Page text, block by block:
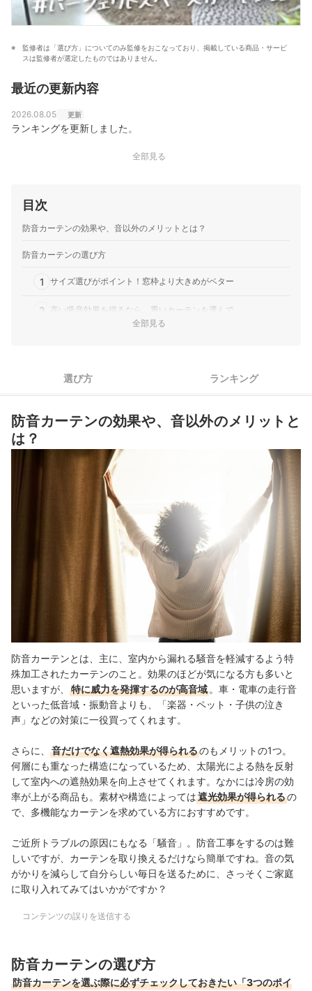
監修者は「選び方」についてのみ監修をおこなっており、掲載している商品・サービ
スは監修者が選定したものではありません。
最近の更新内容
2026.08.05 更新
ランキングを更新しました。
全部見る
目次
防音カーテンの効果や、音以外のメリットとは？
防音カーテンの選び方
1 サイズ選びがポイント！窓枠より大きめがベター
2 高い吸音効果を得るなら、重いカーテンを選んで
W使いで効果アップ！防音レースとの併用がおすすめ
騒音対策には、マットの併用もおすすめ！
防音カーテンの売れ筋ランキングもチェック！
全部見る
選び方 ランキング
防音カーテンの効果や、音以外のメリットと
は？
防音カーテンとは、主に、室内から漏れる騒音を軽減するよう特
殊加工されたカーテンのこと。効果のほどが気になる方も多いと
思いますが、
特に威力を発揮するのが高音域。車・電車の走行音
といった低音域・振動音よりも、「楽器・ペット・子供の泣き
声」などの対策に一役買ってくれます。
さらに、 音だけでなく遮熱効果が得られるのもメリットの1つ。
何層にも重なった構造になっているため、太陽光による熱を反射
して室内への遮熱効果を向上させてくれます。なかには冷房の効
率が上がる商品も。素材や構造によっては遮光効果が得られるの
で、多機能なカーテンを求めている方におすすめです。
ご近所トラブルの原因にもなる「騒音」。防音工事をするのは難
しいですが、カーテンを取り換えるだけなら簡単ですね。音の気
がかりを減らして自分らしい毎日を送るために、さっそくご家庭
に取り入れてみてはいかがですか？
コンテンツの誤りを送信する
防音カーテンの選び方
防音カーテンを選ぶ際に必ずチェックしておきたい「3つのポイ